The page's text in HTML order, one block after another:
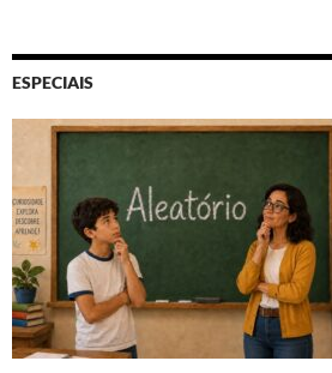
ESPECIAIS